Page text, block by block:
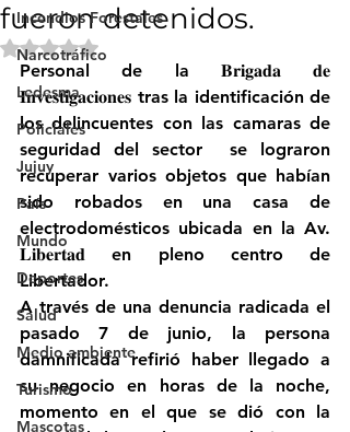
Incendios Forestales
Narcotráfico
Ledesma
Policiales
Jujuy
País
Mundo
Deportes
Salud
Medio ambiente
Turismo
Mascotas
fueron detenidos.
Obtuvo NaN de 5 estrellas.
Personal de la 𝐁𝐫𝐢𝐠𝐚𝐝𝐚 𝐝𝐞
𝐈𝐧𝐯𝐞𝐬𝐭𝐢𝐠𝐚𝐜𝐢𝐨𝐧𝐞𝐬 tras la identificación de
los delincuentes con las camaras de
seguridad del sector  se lograron
recuperar varios objetos que habían
sido robados en una casa de
electrodomésticos ubicada en la Av.
𝐋𝐢𝐛𝐞𝐫𝐭𝐚𝐝 en pleno centro de
Libertador.
A través de una denuncia radicada el
pasado 7 de junio, la persona
damnificada refirió haber llegado a
su negocio en horas de la noche,
momento en el que se dió con la